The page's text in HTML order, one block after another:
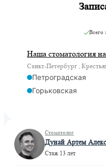
Всего
Наша стоматология
Санкт-Петербург ,
Петроградская
Горьковская
Стоматолог
Дунай Артем
Стаж 13 лет